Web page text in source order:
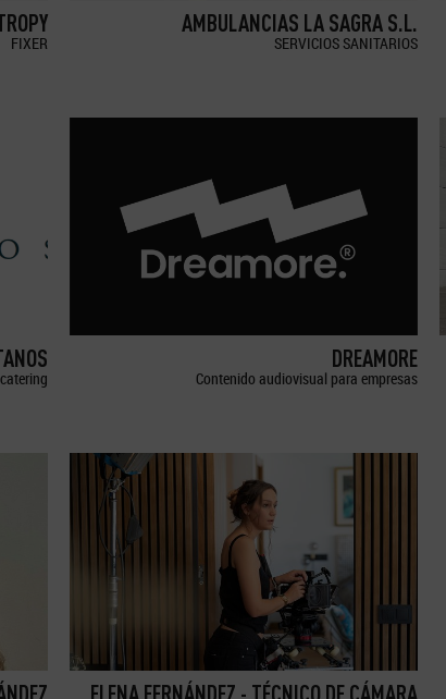
FIXER
AMBULANCIAS LA SAGRA S.L.
SERVICIOS SANITARIOS
DREAMORE
Contenido audiovisual para empresas
ELENA FERNÁNDEZ - TÉCNICO DE CÁMARA